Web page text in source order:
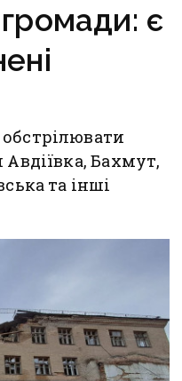
громади: є
Бахмут,
та інші